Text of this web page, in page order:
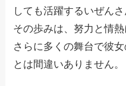
しても活躍するいぜんさ
その歩みは、努力と情
さらに多くの舞台で彼
とは間違いありません。